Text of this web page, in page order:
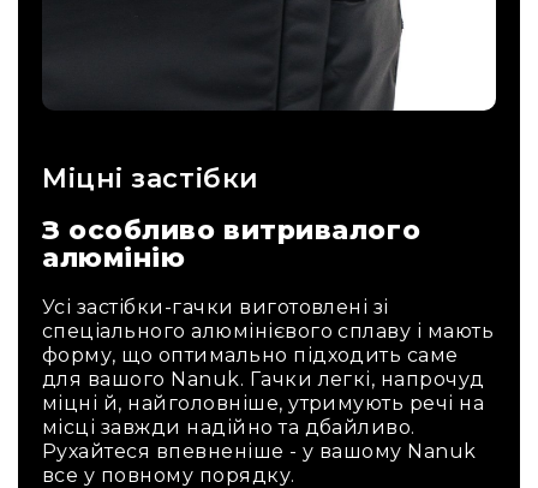
Міцні застібки
З особливо витривалого
алюмінію
Усі застібки-гачки виготовлені зі
спеціального алюмінієвого сплаву і мають
форму, що оптимально підходить саме
для вашого Nanuk. Гачки легкі, напрочуд
міцні й, найголовніше, утримують речі на
місці завжди надійно та дбайливо.
Рухайтеся впевненіше - у вашому Nanuk
все у повному порядку.